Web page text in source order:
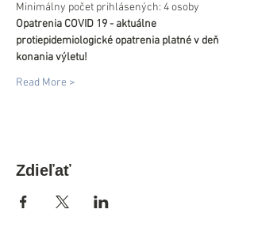
Minimálny počet prihlásených: 4 osoby
Opatrenia COVID 19 - aktuálne
protiepidemiologické opatrenia platné v deň
konania výletu!
Read More >
Zdieľať